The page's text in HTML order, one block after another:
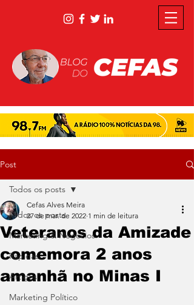
Post
Todos os posts
Marketing & Negócios
Rápidas
Artigos
Marketing Político
Todos os posts
Veteranos da Amizade
comemora 2 anos
amanhã no Minas I
Cefas Alves Meira
27 de mar. de 2022 1 min de leitura